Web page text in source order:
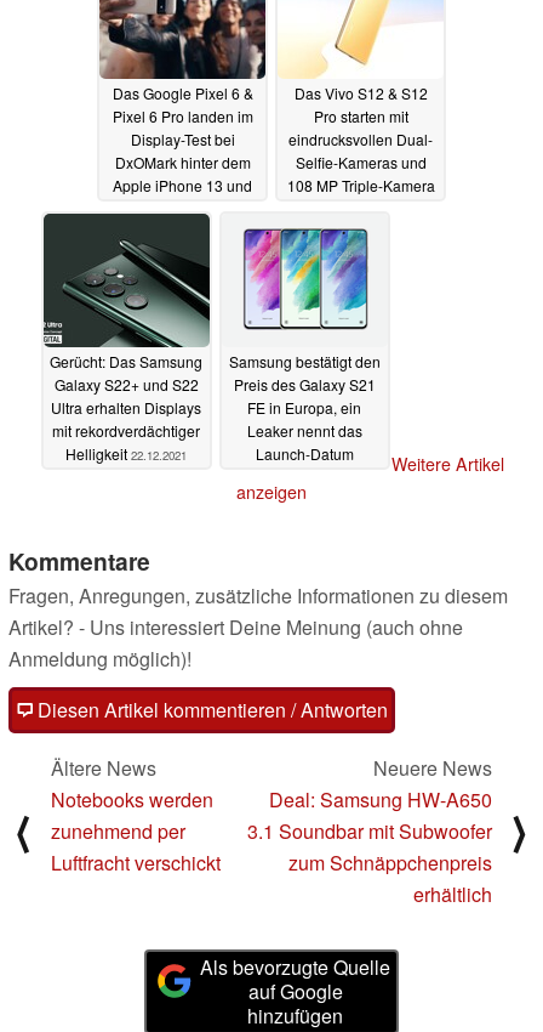
Das Google Pixel 6 &
Pixel 6 Pro landen im
Display-Test bei
DxOMark hinter dem
Apple iPhone 13 und
Das Vivo S12 & S12
Pro starten mit
eindrucksvollen Dual-
Selfie-Kameras und
108 MP Triple-Kamera
Gerücht: Das Samsung
Galaxy S22+ und S22
Ultra erhalten Displays
mit rekordverdächtiger
Helligkeit 22.12.2021
Samsung bestätigt den
Preis des Galaxy S21
FE in Europa, ein
Leaker nennt das
Launch-Datum
Weitere Artikel
anzeigen
Kommentare
Fragen, Anregungen, zusätzliche Informationen zu diesem
Artikel? - Uns interessiert Deine Meinung (auch ohne
Anmeldung möglich)!
Diesen Artikel kommentieren / Antworten
⟨
Ältere News
Notebooks werden
zunehmend per
Luftfracht verschickt
Neuere News
Deal: Samsung HW-A650
3.1 Soundbar mit Subwoofer
zum Schnäppchenpreis
erhältlich
⟩
Als bevorzugte Quelle
auf Google
hinzufügen